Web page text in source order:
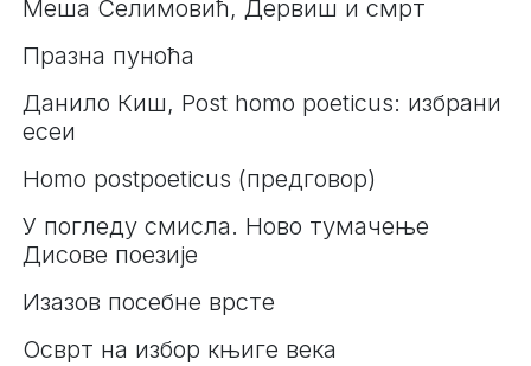
Меша Селимовић, Дервиш и смрт
Празна пуноћа
Данило Киш, Post homo poeticus: избрани
есеи
Homo postpoeticus (предговор)
У погледу смисла. Ново тумачење
Дисове поезије
Изазов посебне врсте
Осврт на избор књиге века